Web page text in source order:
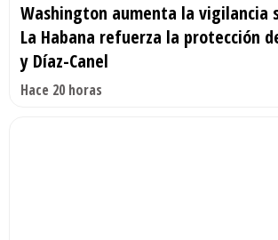
Washington aumenta la vigilancia
La Habana refuerza la protección
y Díaz-Canel
Hace 20 horas